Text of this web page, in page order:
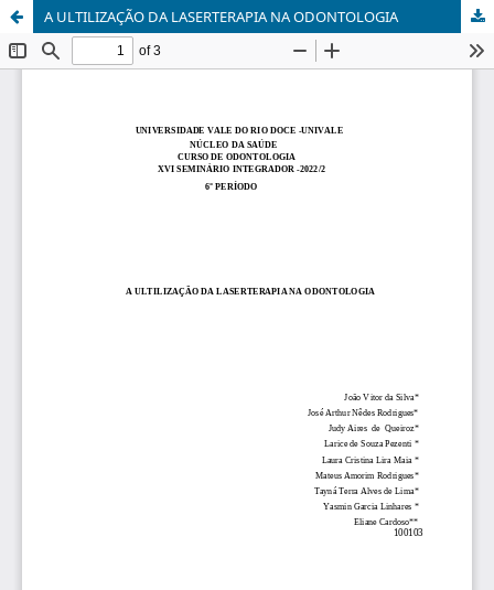
A ULTILIZAÇÃO DA LASERTERAPIA NA ODONTOLOGIA